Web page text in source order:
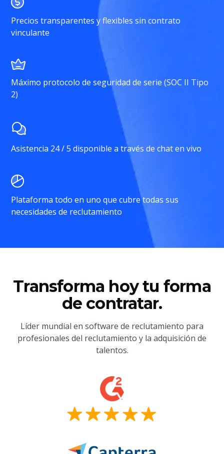
Precios transparentes y flexibles sin contrato
vinculante
Máximo protocolo de seguridad de serie (SOC II Tipo
2)
Asistencia 24 / 5 disponible a través de chat en vivo
Plataforma todo en uno que cubre todas sus
necesidades de reclutamiento
Transforma hoy tu forma
de contratar.
Líder mundial en software de reclutamiento para
profesionales del reclutamiento y la adquisición de
talentos.